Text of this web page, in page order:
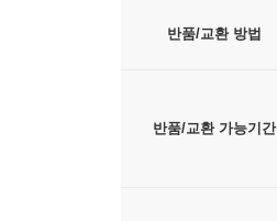
반품/교환 방법
반품/교환 가능기간